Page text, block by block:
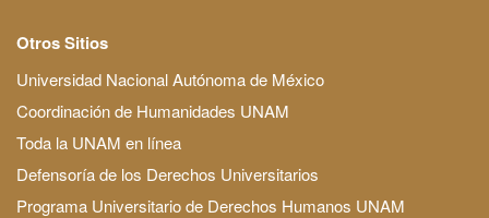
Otros Sitios
Universidad Nacional Autónoma de México
Coordinación de Humanidades UNAM
Toda la UNAM en línea
Defensoría de los Derechos Universitarios
Programa Universitario de Derechos Humanos UNAM